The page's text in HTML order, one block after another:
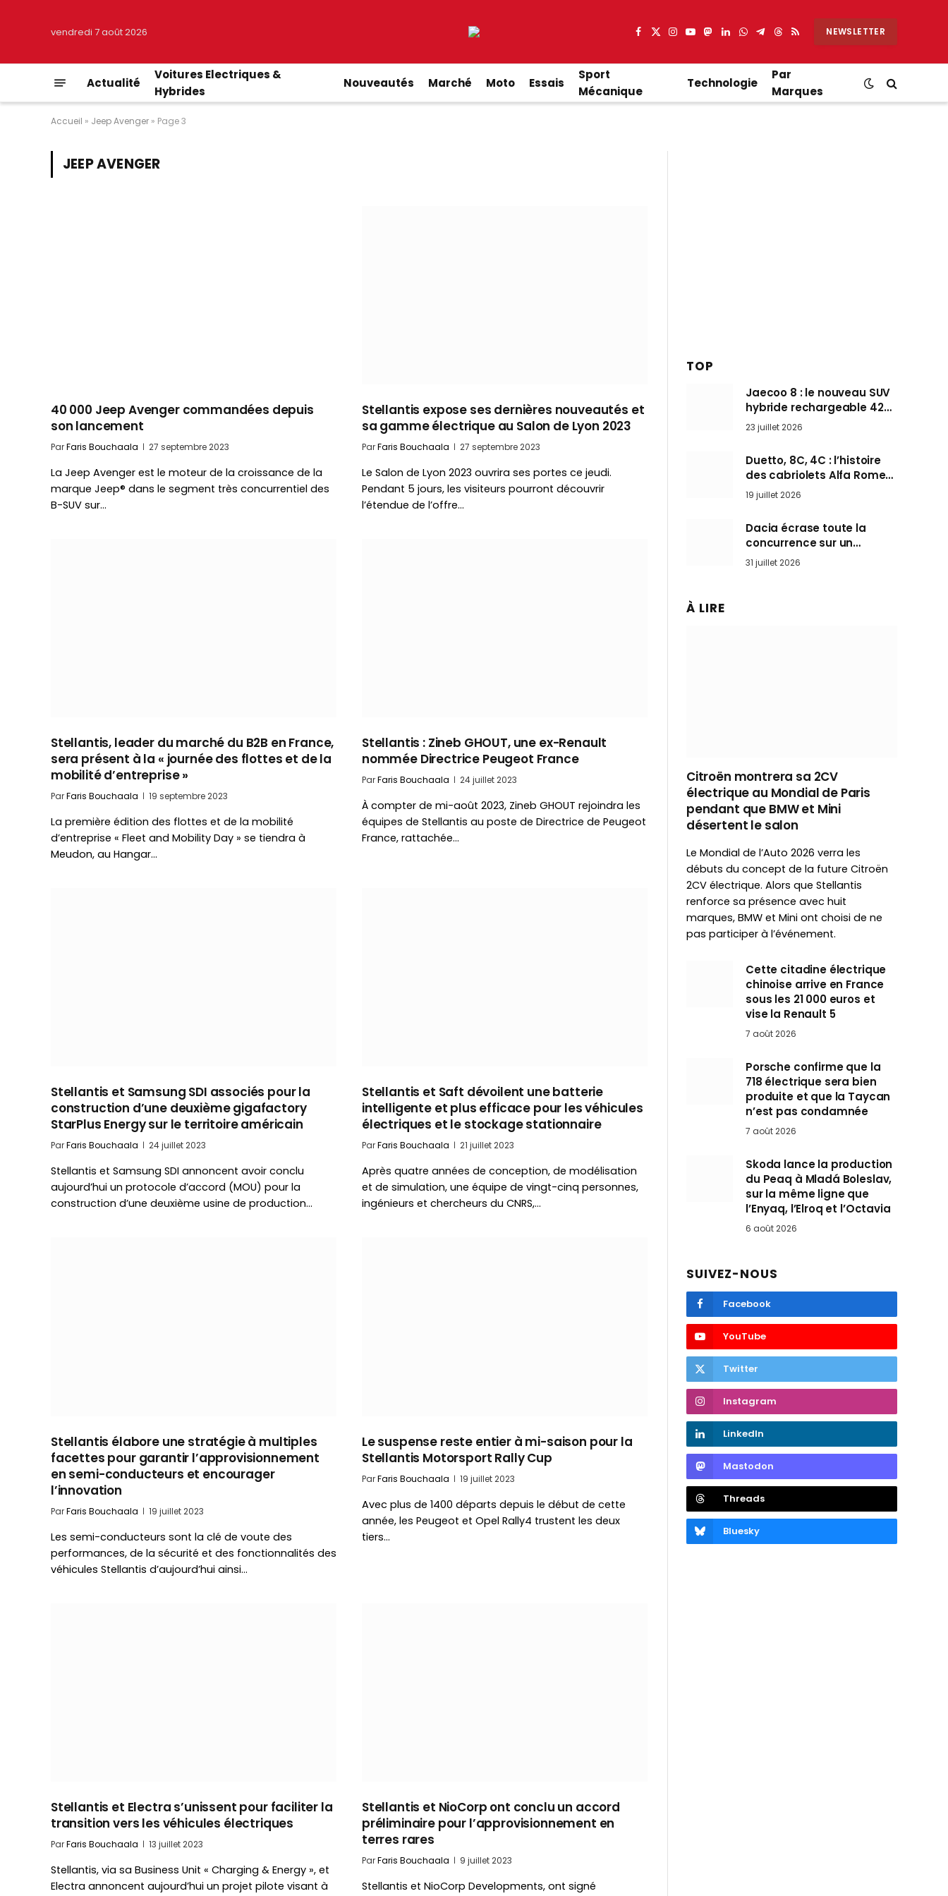
vendredi 7 août 2026 Facebook
X
Instagram
YouTube
Mastodon
LinkedIn
WhatsApp
Partager
Telegram
Threads
RSS NEWSLETTER
Actualité
Voitures Electriques &
Hybrides
Nouveautés Marché Moto Essais
Sport
Mécanique
Technologie
Par
Marques
Accueil » Jeep Avenger » Page 3
JEEP AVENGER
40 000 Jeep Avenger commandées depuis
son lancement
ParFaris Bouchaala 27 septembre 2023
La Jeep Avenger est le moteur de la croissance de la
marque Jeep® dans le segment très concurrentiel des
B-SUV sur…
Stellantis expose ses dernières nouveautés et
sa gamme électrique au Salon de Lyon 2023
ParFaris Bouchaala 27 septembre 2023
Le Salon de Lyon 2023 ouvrira ses portes ce jeudi.
Pendant 5 jours, les visiteurs pourront découvrir
l’étendue de l’offre…
Stellantis, leader du marché du B2B en France,
sera présent à la « journée des flottes et de la
mobilité d’entreprise »
ParFaris Bouchaala 19 septembre 2023
La première édition des flottes et de la mobilité
d’entreprise « Fleet and Mobility Day » se tiendra à
Meudon, au Hangar…
Stellantis : Zineb GHOUT, une ex-Renault
nommée Directrice Peugeot France
ParFaris Bouchaala 24 juillet 2023
À compter de mi-août 2023, Zineb GHOUT rejoindra les
équipes de Stellantis au poste de Directrice de Peugeot
France, rattachée…
Stellantis et Samsung SDI associés pour la
construction d’une deuxième gigafactory
StarPlus Energy sur le territoire américain
ParFaris Bouchaala 24 juillet 2023
Stellantis et Samsung SDI annoncent avoir conclu
aujourd’hui un protocole d’accord (MOU) pour la
construction d’une deuxième usine de production…
Stellantis et Saft dévoilent une batterie
intelligente et plus efficace pour les véhicules
électriques et le stockage stationnaire
ParFaris Bouchaala 21 juillet 2023
Après quatre années de conception, de modélisation
et de simulation, une équipe de vingt-cinq personnes,
ingénieurs et chercheurs du CNRS,…
Stellantis élabore une stratégie à multiples
facettes pour garantir l’approvisionnement
en semi-conducteurs et encourager
l’innovation
ParFaris Bouchaala 19 juillet 2023
Les semi-conducteurs sont la clé de voute des
performances, de la sécurité et des fonctionnalités des
véhicules Stellantis d’aujourd’hui ainsi…
Le suspense reste entier à mi-saison pour la
Stellantis Motorsport Rally Cup
ParFaris Bouchaala 19 juillet 2023
Avec plus de 1400 départs depuis le début de cette
année, les Peugeot et Opel Rally4 trustent les deux
tiers…
Stellantis et Electra s’unissent pour faciliter la
transition vers les véhicules électriques
ParFaris Bouchaala 13 juillet 2023
Stellantis, via sa Business Unit « Charging & Energy », et
Electra annoncent aujourd’hui un projet pilote visant à
Stellantis et NioCorp ont conclu un accord
préliminaire pour l’approvisionnement en
terres rares
ParFaris Bouchaala 9 juillet 2023
Stellantis et NioCorp Developments, ont signé
TOP
Jaecoo 8 : le nouveau SUV
hybride rechargeable 428
ch qui vise l’Audi Q7 arrive
en Europe cet automne
23 juillet 2026
Duetto, 8C, 4C : l’histoire
des cabriolets Alfa Romeo,
ces Spider qui ont défini
l’art de rouler cheveux au
vent
19 juillet 2026
Dacia écrase toute la
concurrence sur un
marché où personne ne
l’attendait
31 juillet 2026
À LIRE
Citroën montrera sa 2CV
électrique au Mondial de Paris
pendant que BMW et Mini
désertent le salon
Le Mondial de l’Auto 2026 verra les
débuts du concept de la future Citroën
2CV électrique. Alors que Stellantis
renforce sa présence avec huit
marques, BMW et Mini ont choisi de ne
pas participer à l’événement.
Cette citadine électrique
chinoise arrive en France
sous les 21 000 euros et
vise la Renault 5
7 août 2026
Porsche confirme que la
718 électrique sera bien
produite et que la Taycan
n’est pas condamnée
7 août 2026
Skoda lance la production
du Peaq à Mladá Boleslav,
sur la même ligne que
l’Enyaq, l’Elroq et l’Octavia
6 août 2026
SUIVEZ-NOUS
Facebook
YouTube
Twitter
Instagram
LinkedIn
Mastodon
Threads
Bluesky